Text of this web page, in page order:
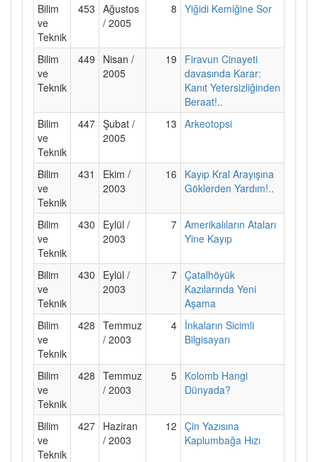
Bilim
ve
Teknik
453 Ağustos
/ 2005
8 Yiğidi Kemiğine Sor
Bilim
ve
Teknik
449
Nisan /
2005
19
Firavun Cinayeti
davasında Karar:
Kanıt Yetersizliğinden
Beraat!..
Bilim
ve
Teknik
447 Şubat /
2005
13 Arkeotopsi
Bilim
ve
Teknik
431
Ekim /
2003
16
Kayıp Kral Arayışına
Göklerden Yardım!..
Bilim
ve
Teknik
430
Eylül /
2003
7 Amerikalıların Ataları
Yine Kayıp
Bilim
ve
Teknik
430
Eylül /
2003
7 Çatalhöyük
Kazılarında Yeni
Aşama
Bilim
ve
Teknik
428 Temmuz
/ 2003
4 İnkaların Sicimli
Bilgisayarı
Bilim
ve
Teknik
428 Temmuz
/ 2003
5 Kolomb Hangi
Dünyada?
Bilim
ve
Teknik
427 Haziran
/ 2003
12 Çin Yazısına
Kaplumbağa Hızı